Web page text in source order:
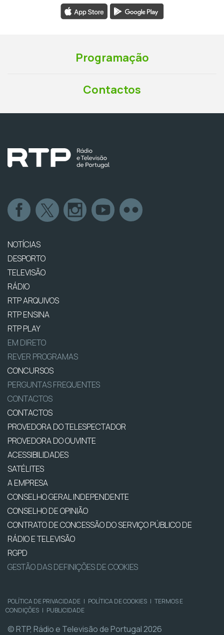
Programação
Contactos
NOTÍCIAS
DESPORTO
TELEVISÃO
RÁDIO
RTP ARQUIVOS
RTP ENSINA
RTP PLAY
EM DIRETO
REVER PROGRAMAS
CONCURSOS
PERGUNTAS FREQUENTES
CONTACTOS
CONTACTOS
PROVEDORA DO TELESPECTADOR
PROVEDORA DO OUVINTE
ACESSIBILIDADES
SATÉLITES
A EMPRESA
CONSELHO GERAL INDEPENDENTE
CONSELHO DE OPINIÃO
CONTRATO DE CONCESSÃO DO SERVIÇO PÚBLICO DE
RÁDIO E TELEVISÃO
RGPD
GESTÃO DAS DEFINIÇÕES DE COOKIES
POLÍTICA DE PRIVACIDADE | POLÍTICA DE COOKIES | TERMOS E
CONDIÇÕES | PUBLICIDADE
© RTP, Rádio e Televisão de Portugal 2026